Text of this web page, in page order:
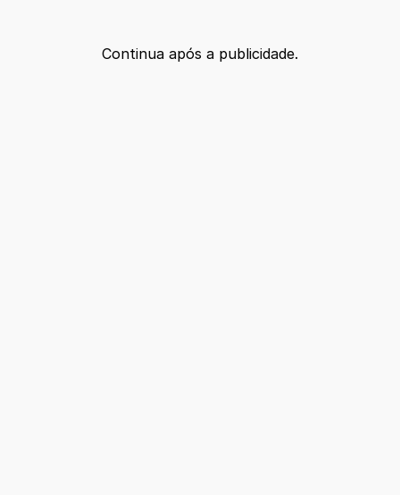
Continua após a publicidade.